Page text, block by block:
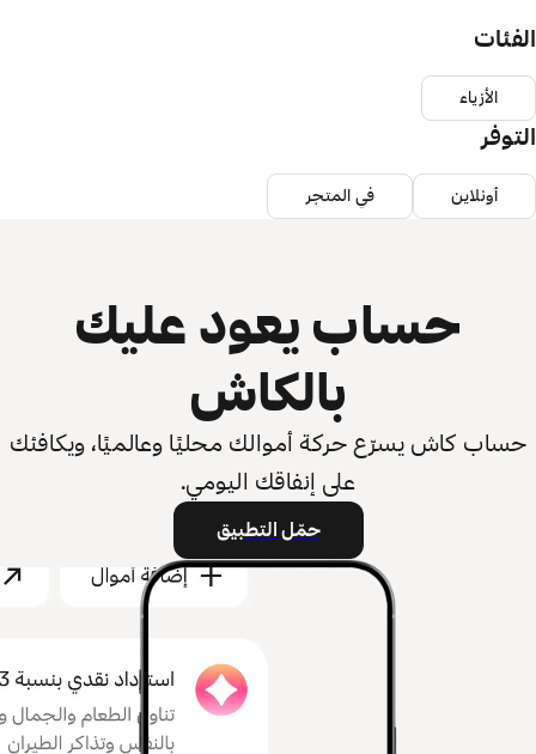
الفئات
الأزياء
التوفر
أونلاين في المتجر
حساب يعود عليك
بالكاش
حساب كاش يسرّع حركة أموالك محليًا وعالميًا، ويكافئك
على إنفاقك اليومي.
حمّل التطبيق